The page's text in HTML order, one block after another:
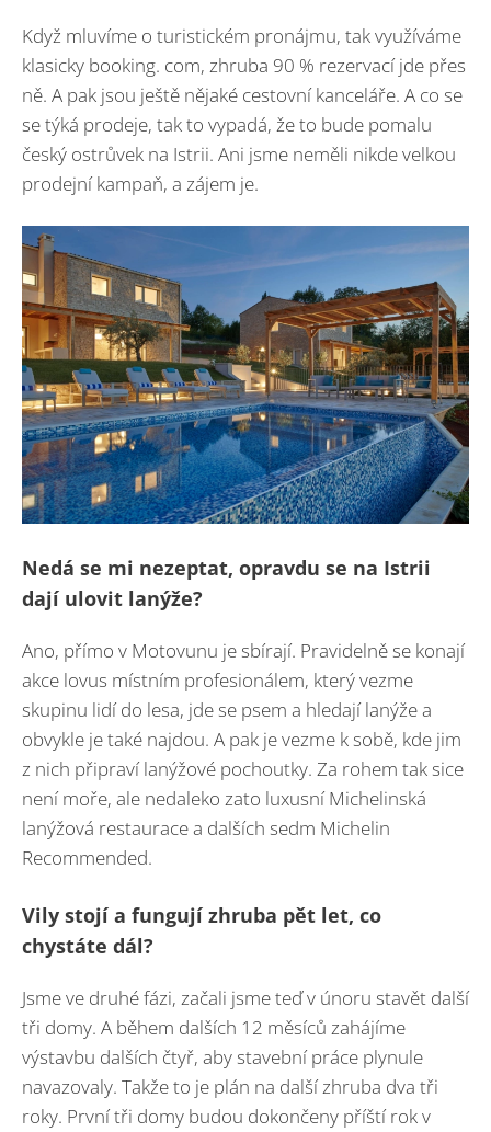
Když mluvíme o turistickém pronájmu, tak využíváme
klasicky booking. com, zhruba 90 % rezervací jde přes
ně. A pak jsou ještě nějaké cestovní kanceláře. A co se
se týká prodeje, tak to vypadá, že to bude pomalu
český ostrůvek na Istrii. Ani jsme neměli nikde velkou
prodejní kampaň, a zájem je.
Nedá se mi nezeptat, opravdu se na Istrii
dají ulovit lanýže?
Ano, přímo v Motovunu je sbírají. Pravidelně se konají
akce lovus místním profesionálem, který vezme
skupinu lidí do lesa, jde se psem a hledají lanýže a
obvykle je také najdou. A pak je vezme k sobě, kde jim
z nich připraví lanýžové pochoutky. Za rohem tak sice
není moře, ale nedaleko zato luxusní Michelinská
lanýžová restaurace a dalších sedm Michelin
Recommended.
Vily stojí a fungují zhruba pět let, co
chystáte dál?
Jsme ve druhé fázi, začali jsme teď v únoru stavět další
tři domy. A během dalších 12 měsíců zahájíme
výstavbu dalších čtyř, aby stavební práce plynule
navazovaly. Takže to je plán na další zhruba dva tři
roky. První tři domy budou dokončeny příští rok v